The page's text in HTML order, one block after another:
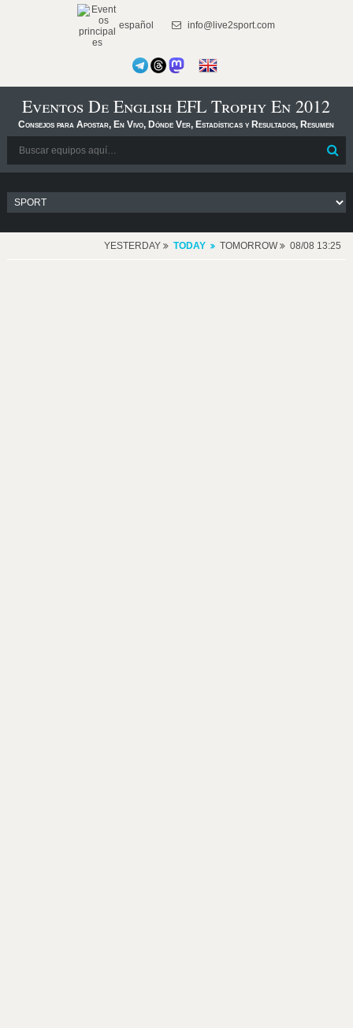
español info@live2sport.com
Eventos De English EFL Trophy En 2012
Consejos para Apostar, En Vivo, Dónde Ver, Estadísticas y Resultados, Resumen
YESTERDAY TODAY TOMORROW 08/08 13:25